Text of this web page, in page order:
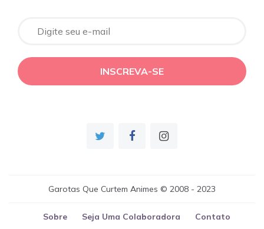
Garotas Que Curtem Animes © 2008 - 2023
Sobre Seja Uma Colaboradora Contato